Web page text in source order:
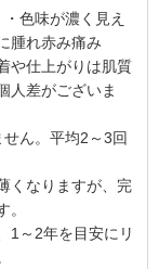
色味が濃く見え
れ赤み痛み
や仕上がりは肌質
人差がございま
せん。平均2～3回
くなりますが、完
1～2年を目安にリ